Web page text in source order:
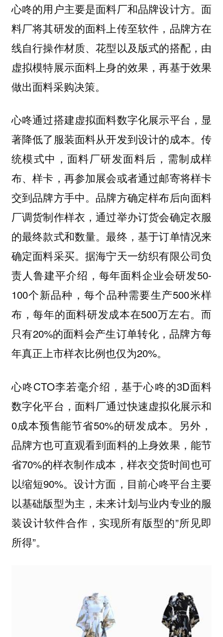
心咚的用户主要是面料厂和品牌设计方。面
料厂将其研发的面料上传至软件，品牌方在
线自行操作材质、花型以及版式的搭配，由
虚拟模特展示面料上身的效果，再基于效果
做出面料采购决策。
心咚通过搭建虚拟面料数字化展示平台，显
著降低了服装面料从开发到设计的成本。传
统模式中，面料厂研发面料后，需制成样
布、样卡，再参加展会或者通过邮寄将样卡
交到品牌方手中。品牌方确定样布后向面料
厂调货制作样衣，通过举办订货会确定衣服
的最终款式和数量。最终，基于订单情况来
确定面料采买。据海宁天一纺织有限公司负
责人鲁建平介绍，每年面料企业会研发50-
100个新品种，每个品种需要生产500米样
布，每年的面料研发成本在500万左右。而
只有20%的面料会产生订单转化，品牌方每
年真正上市样衣比例也仅为20%。
心咚CTO李若毫介绍，基于心咚的3D面料
数字化平台，面料厂通过快速虚拟化展示和
0成本预售能节省50%的研发成本。另外，
品牌方也可直观看到面料的上身效果，能节
省70%的样衣制作成本，样衣交货时间也可
以缩短90%。设计方面，目前心咚平台主要
以基础版型为主，未来计划与业内专业的服
装设计软件合作，实现所有版型的”所见即
所得”。